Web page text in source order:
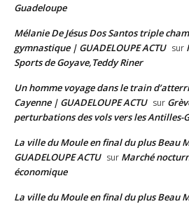
Guadeloupe
Mélanie De Jésus Dos Santos triple
gymnastique | GUADELOUPE ACTU sur
Sports de Goyave,Teddy Riner
Un homme voyage dans le train
Cayenne | GUADELOUPE ACTU sur
perturbations des vols vers les Antilles-
La ville du Moule en final du plus Beau
GUADELOUPE ACTU sur Marché
économique
La ville du Moule en final du plus Beau